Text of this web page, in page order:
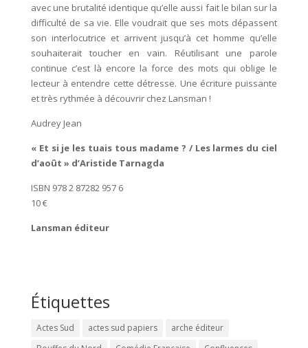
avec une brutalité identique qu’elle aussi fait le bilan sur la
difficulté de sa vie. Elle voudrait que ses mots dépassent
son interlocutrice et arrivent jusqu’à cet homme qu’elle
souhaiterait toucher en vain. Réutilisant une parole
continue c’est là encore la force des mots qui oblige le
lecteur à entendre cette détresse. Une écriture puissante
et très rythmée à découvrir chez Lansman !
Audrey Jean
« Et si je les tuais tous madame ? / Les larmes du ciel
d’août » d’Aristide Tarnagda
ISBN 978 2 87282 957 6
10 €
Lansman éditeur
Étiquettes
Actes Sud actes sud papiers
arche éditeur